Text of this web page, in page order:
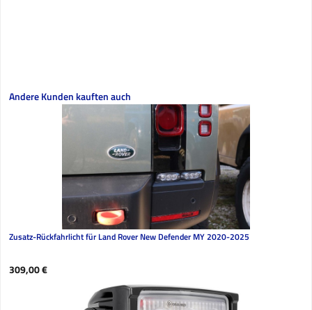
Produktgalerie überspringen
Andere Kunden kauften auch
Zusatz-Rückfahrlicht für Land Rover New Defender MY 2020-2025
Regulärer Preis:
309,00 €